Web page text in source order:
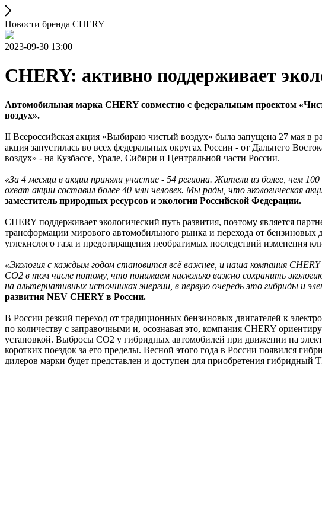
Новости бренда CHERY
2023-09-30 13:00
CHERY: активно поддерживает
Автомобильная марка CHERY совместно с федеральным проектом
воздух».
II Всероссийская акция «Выбираю чистый воздух» была запущена 27 мая в
акция запустилась во всех федеральных округах России - от Дальнего
воздух» - на Кузбассе, Урале, Сибири и Центральной части России.
«За 4 месяца в акции приняли участие - 54 региона. Жители из более, чем
охват акции составил более 40 млн человек. Мы рады, что экологическая
заместитель природных ресурсов и экологии Российской Федерации.
CHERY поддерживает экологический путь развития, поэтому является
трансформации мирового автомобильного рынка и перехода от
углекислого газа и предотвращения необратимых последствий изменения
«Экология с каждым годом становится всё важнее, и наша компания
CO2 в том числе потому, что понимаем насколько важно сохранить
на альтернативных источниках энергии, в первую очередь это гибриды и
развития NEV CHERY в России.
В России резкий переход от традиционных бензиновых двигателей к
по количеству с заправочными и, осознавая это, компания CHERY
установкой. Выбросы CO2 у гибридных автомобилей при движении на
коротких поездок за его пределы. Весной этого года в России появился
дилеров марки будет представлен и доступен для приобретения